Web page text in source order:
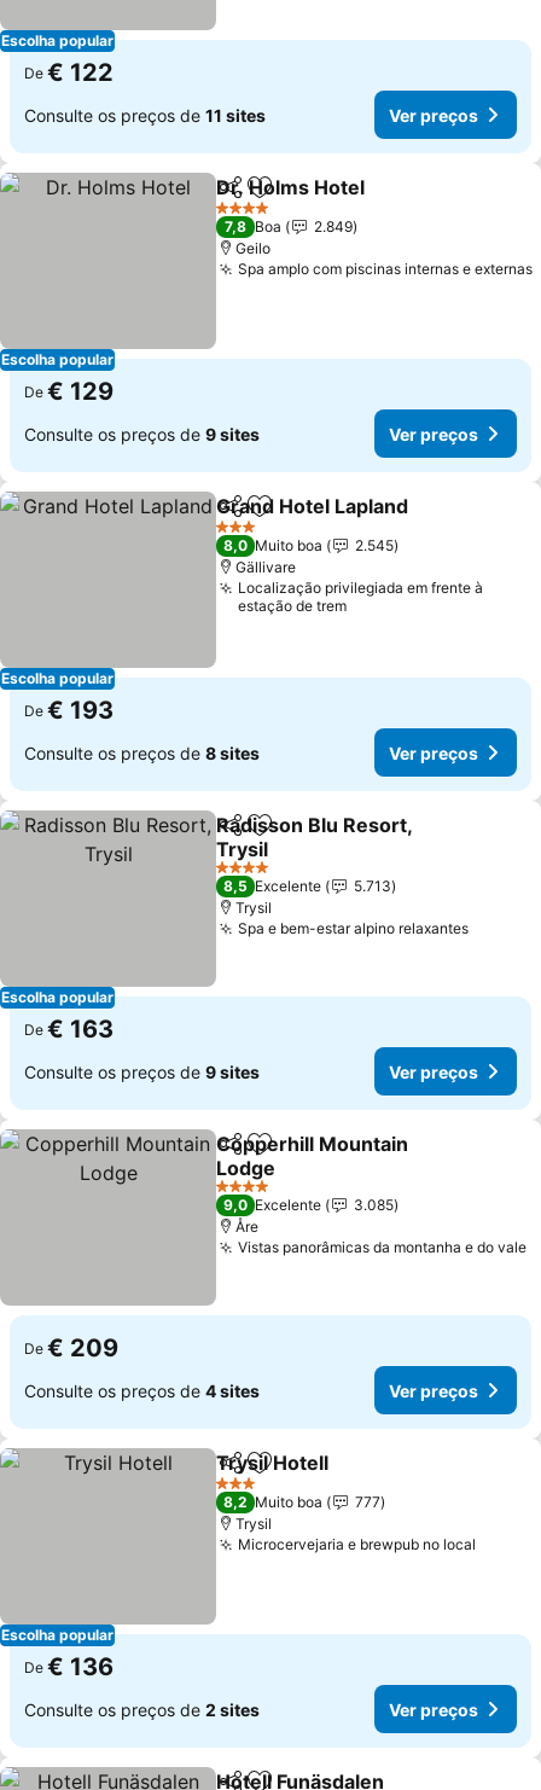
Escolha popular
De € 122
Consulte os preços de 11 sites Ver preços
Escolha popular
PartilharAdicionar aos favoritos
Dr. Holms Hotel
4 Estrelas
7,8 Boa
2.849
Geilo
Spa amplo com piscinas internas e externas
De € 129
Consulte os preços de 9 sites Ver preços
Escolha popular
PartilharAdicionar aos favoritos
Grand Hotel Lapland
3 Estrelas
8,0 Muito boa
2.545
Gällivare
Localização privilegiada em frente à
estação de trem
De € 193
Consulte os preços de 8 sites Ver preços
Escolha popular
PartilharAdicionar aos favoritos
Radisson Blu Resort,
Trysil
Ver preços
4 Estrelas
8,5 Excelente
5.713
Trysil
Spa e bem-estar alpino relaxantesVer
De € 163
Consulte os preços de 9 sites Ver preços
PartilharAdicionar aos favoritos
Copperhill Mountain
Lodge
Ver preços
4 Estrelas
9,0 Excelente
3.085
Åre
Vistas panorâmicas da montanha e do vale
De € 209
Consulte os preços de 4 sites Ver preços
Escolha popular
PartilharAdicionar aos favoritos
Trysil Hotell
3 Estrelas
8,2 Muito boa
777
Trysil
Microcervejaria e brewpub no local
De € 136
Consulte os preços de 2 sites Ver preços
Hotell Funäsdalen